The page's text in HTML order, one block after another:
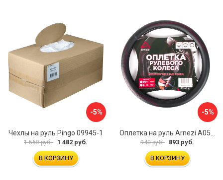
-5%
Чехлы на руль Pingo 09945-1
1 560 руб. 1 482 руб.
В КОРЗИНУ
-5%
940 руб. 893 руб.
В КОРЗИНУ